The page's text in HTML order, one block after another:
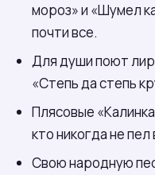
мороз» и «Шумел
почти все.
Для души поют
«Степь да степь
Плясовые
кто никогда не пел
Свою народную